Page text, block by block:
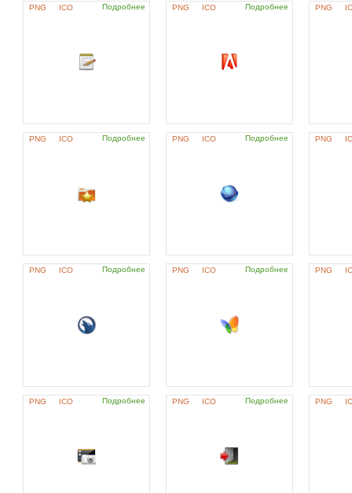
PNG ICO Подробнее PNG ICO Подробнее PNG
PNG ICO Подробнее PNG ICO Подробнее PNG
PNG ICO Подробнее PNG ICO Подробнее PNG
PNG ICO Подробнее PNG ICO Подробнее PNG